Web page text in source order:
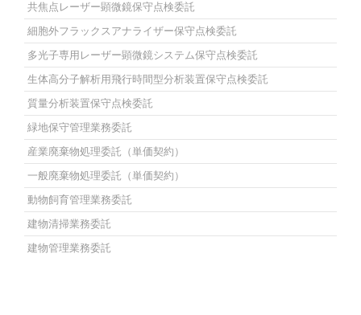
共焦点レーザー顕微鏡保守点検委託
細胞外フラックスアナライザー保守点検委託
多光子専用レーザー顕微鏡システム保守点検委託
生体高分子解析用飛行時間型分析装置保守点検委託
質量分析装置保守点検委託
緑地保守管理業務委託
産業廃棄物処理委託（単価契約）
一般廃棄物処理委託（単価契約）
動物飼育管理業務委託
建物清掃業務委託
建物管理業務委託